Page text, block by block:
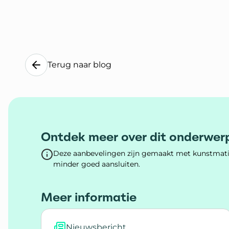
Terug naar blog
Ontdek meer over dit
Deze aanbevelingen zijn gemaakt met
minder goed aansluiten.
Meer informatie